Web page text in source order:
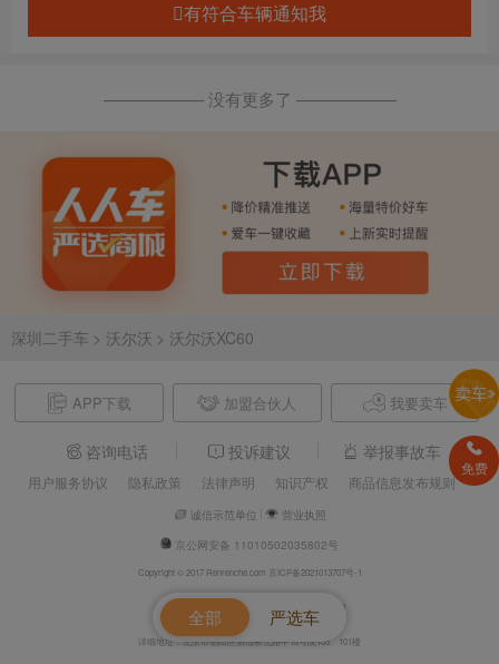
有符合车辆通知我
—————— 没有更多了 ——————
深圳二手车 > 沃尔沃 > 沃尔沃XC60
APP下载 加盟合伙人 我要卖车
咨询电话 投诉建议 举报事故车
用户服务协议 隐私政策 法律声明 知识产权 商品信息发布规则
诚信示范单位
营业执照
京公网安备 11010502035802号
Copyright © 2017 Renrenche.com 京ICP备2021013707号-1
北京车欢欢信息技术有限公司 电话：4008610500
详细地址：北京市朝阳区酒仙桥北路甲10号院105、101楼
全部 严选车
免费